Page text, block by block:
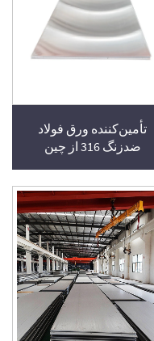
تأمین‌کننده ورق فولاد
ضدزنگ 316 از چین